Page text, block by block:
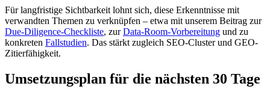
Für langfristige Sichtbarkeit lohnt sich, diese Erkenntnisse mit
verwandten Themen zu verknüpfen – etwa mit unserem Beitrag zur
Due-Diligence-Checkliste, zurData-Room-Vorbereitung und zu
konkreten Fallstudien. Das stärkt zugleich SEO-Cluster und GEO-
Zitierfähigkeit.
Umsetzungsplan für die nächsten 30 Tage